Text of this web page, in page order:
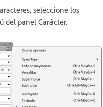
seleccione los
del panel Carácter.